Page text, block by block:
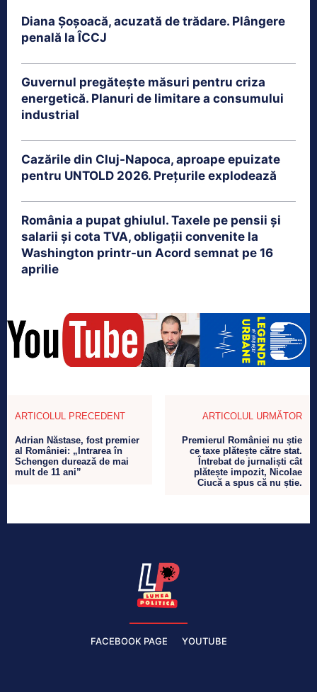
Diana Șoșoacă, acuzată de trădare. Plângere
penală la ÎCCJ
Guvernul pregătește măsuri pentru criza
energetică. Planuri de limitare a consumului
industrial
Cazările din Cluj-Napoca, aproape epuizate
pentru UNTOLD 2026. Prețurile explodează
România a pupat ghiulul. Taxele pe pensii și
salarii și cota TVA, obligații convenite la
Washington printr-un Acord semnat pe 16
aprilie
ARTICOLUL PRECEDENT
Adrian Năstase, fost premier
al României: „Intrarea în
Schengen durează de mai
mult de 11 ani”
ARTICOLUL URMĂTOR
Premierul României nu știe
ce taxe plătește către stat.
Întrebat de jurnaliști cât
plătește impozit, Nicolae
Ciucă a spus că nu știe.
FACEBOOK PAGE YOUTUBE